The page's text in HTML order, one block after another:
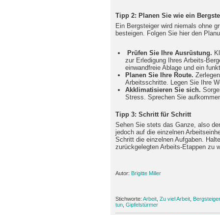
Tipp 2: Planen Sie wie ein
Ein Bergsteiger wird niemals ohne
besteigen. Folgen Sie hier den
Prüfen Sie Ihre Ausrüstung.
zur Erledigung Ihres Arbeits-
einwandfreie Ablage und ein
Planen Sie Ihre Route.
Arbeitsschritte. Legen Sie Ihre
Akklimatisieren Sie sich.
Stress. Sprechen Sie
Tipp 3: Schritt für Schritt
Sehen Sie stets das Ganze, also
jedoch auf die einzelnen
Schritt die einzelnen Aufgaben.
zurückgelegten Arbeits-Etappen zu
Autor: Brigitte Miller
Stichworte: Arbeit Zu viel Arbeit Bergsteiger
tun Gipfelstürmer